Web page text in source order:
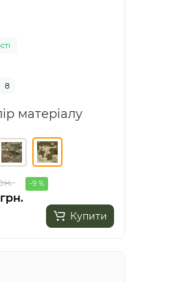
8
матеріалу
-9 %
Купити